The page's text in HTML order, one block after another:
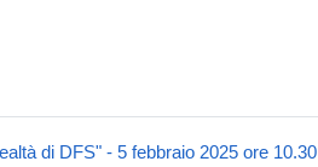
di DFS" - 5 febbraio 2025 ore 10.30